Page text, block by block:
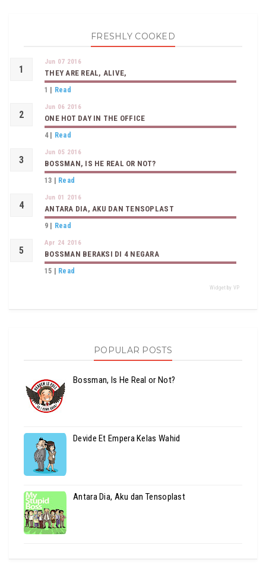
FRESHLY COOKED
Jun 07 2016
THEY ARE REAL, ALIVE,
1 Read
Jun 06 2016
ONE HOT DAY IN THE OFFICE
4| Read
Jun 05 2016
BOSSMAN, IS HE REAL OR NOT?
13 Read
Jun 01 2016
ANTARA DIA, AKU DAN TENSOPLAST
9 Read
Apr 24 2016
BOSSMAN BERAKSI DI 4 NEGARA
15 Read
Widget by VP
POPULAR POSTS
Bossman, Is He Real or Not?
Devide Et Empera Kelas Wahid
Antara Dia, Aku dan Tensoplast